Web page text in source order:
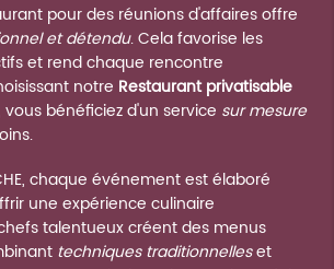
pour des réunions d'affaires offre
et détendu. Cela favorise les
et rend chaque rencontre
notre Restaurant privatisable
vous bénéficiez d'un service sur mesure
chaque événement est élaboré
une expérience culinaire
talentueux créent des menus
techniques traditionnelleset